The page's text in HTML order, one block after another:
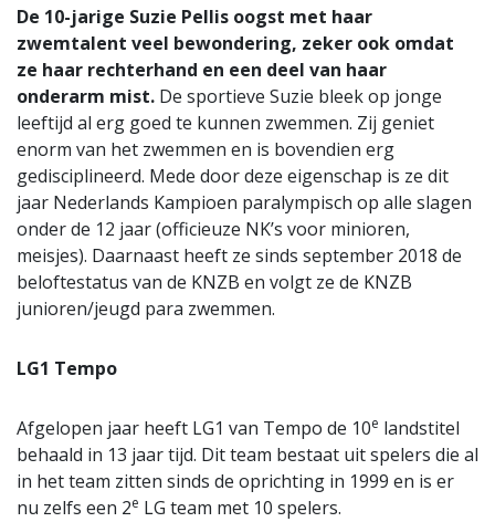
De 10-jarige Suzie Pellis oogst met haar
zwemtalent veel bewondering, zeker ook omdat
ze haar rechterhand en een deel van haar
onderarm mist. De sportieve Suzie bleek op jonge
leeftijd al erg goed te kunnen zwemmen. Zij geniet
enorm van het zwemmen en is bovendien erg
gedisciplineerd. Mede door deze eigenschap is ze dit
jaar Nederlands Kampioen paralympisch op alle slagen
onder de 12 jaar (officieuze NK’s voor minioren,
meisjes). Daarnaast heeft ze sinds september 2018 de
beloftestatus van de KNZB en volgt ze de KNZB
junioren/jeugd para zwemmen.
LG1 Tempo
Afgelopen jaar heeft LG1 van Tempo de 10e landstitel
behaald in 13 jaar tijd. Dit team bestaat uit spelers die al
in het team zitten sinds de oprichting in 1999 en is er
nu zelfs een 2e LG team met 10 spelers.